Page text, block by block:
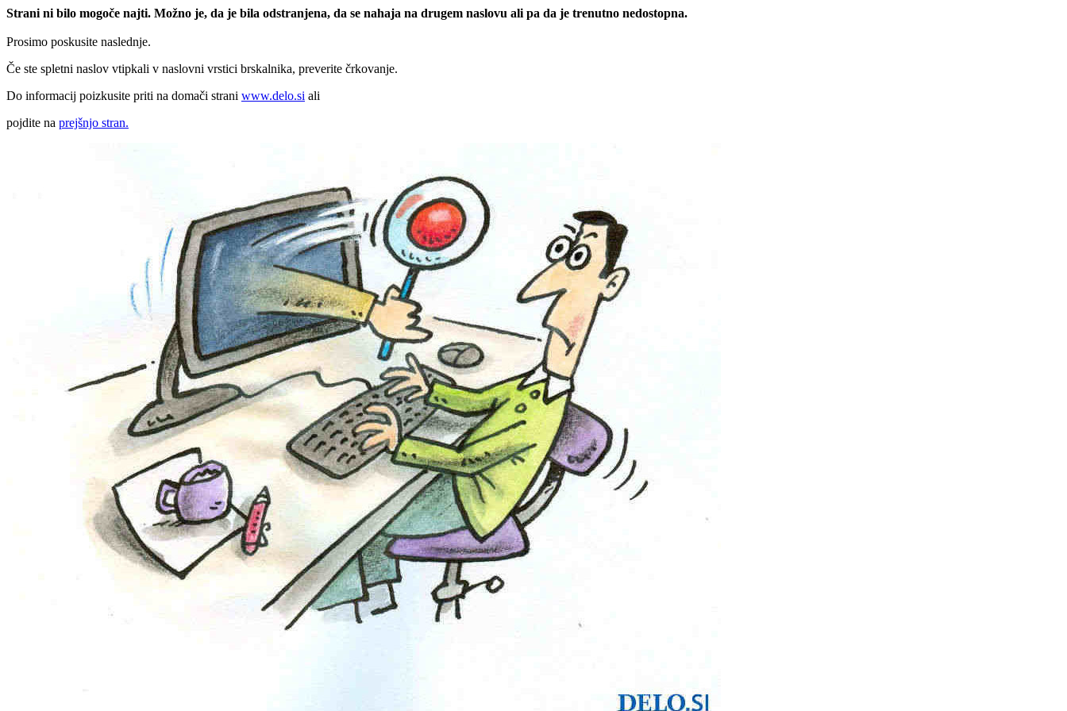
Strani ni bilo mogoče najti. Možno je, da je bila odstranjena, da se nahaja na drugem naslovu ali pa da je trenutno nedostopna.
Prosimo poskusite naslednje.
Če ste spletni naslov vtipkali v naslovni vrstici brskalnika, preverite črkovanje.
Do informacij poizkusite priti na domači strani www.delo.si ali
pojdite na prejšnjo stran.